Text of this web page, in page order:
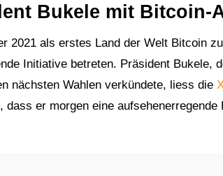
Bukele mit Bitcoin-
2021 als erstes Land der Welt Bitcoin
Initiative betreten. Präsident Bukele,
nächsten Wahlen verkündete, liess die
er morgen eine aufsehenerregende